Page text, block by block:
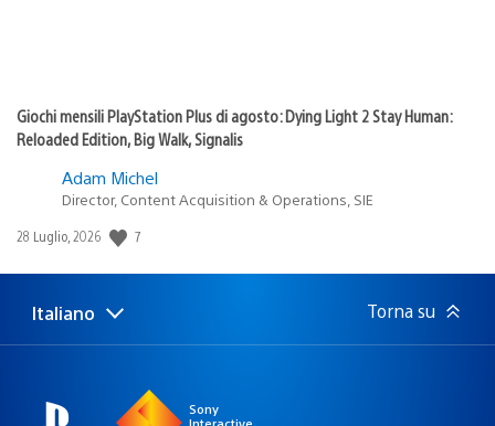
Giochi mensili PlayStation Plus di agosto: Dying Light 2 Stay Human:
Reloaded Edition, Big Walk, Signalis
Adam Michel
Director, Content Acquisition & Operations, SIE
Data
pubblicazione:
28 Luglio, 2026 7
Seleziona
Regione
Italiano Torna su
Sony